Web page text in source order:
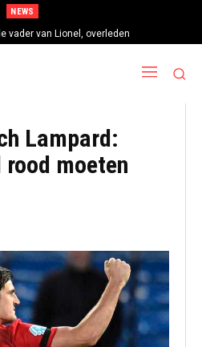
NEWS
vader van Lionel, overleden
Lampard:
rood moeten